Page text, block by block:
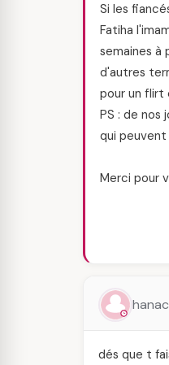
Si les
Fatiha
semaines à
d'autres
pour un flirt
PS : de nos
qui peuvent
Merci pour
dés que t